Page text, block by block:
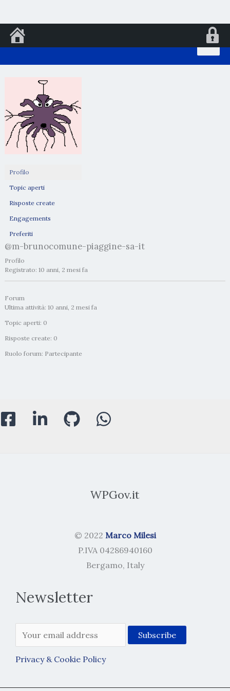
al
Profilo
Topic aperti
Risposte create
Engagements
Preferiti
@m-brunocomune-piaggine-sa-it
Profilo
Registrato: 10 anni, 2 mesi fa
Forum
Ultima attività: 10 anni, 2 mesi fa
Topic aperti: 0
Risposte create: 0
Ruolo forum: Partecipante
WPGov.it
© 2022 Marco Milesi
P.IVA 04286940160
Bergamo, Italy
Newsletter
Privacy & Cookie Policy